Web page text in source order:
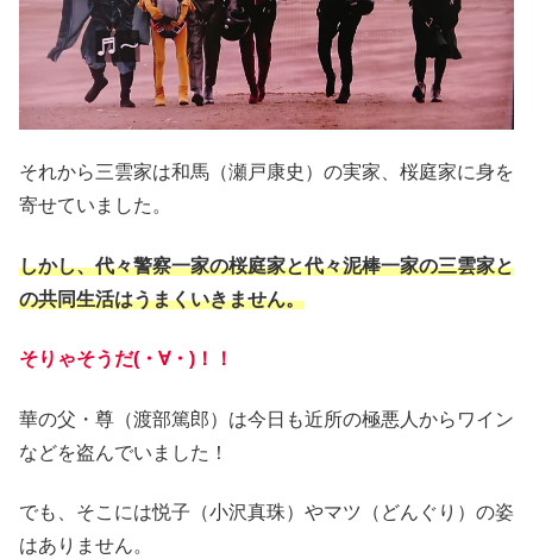
それから三雲家は和馬（瀬戸康史）の実家、桜庭家に身を
寄せていました。
しかし、代々警察一家の桜庭家と代々泥棒一家の三雲家と
の共同生活はうまくいきません。
そりゃそうだ(・∀・)！！
華の父・尊（渡部篤郎）は今日も近所の極悪人からワイン
などを盗んでいました！
でも、そこには悦子（小沢真珠）やマツ（どんぐり）の姿
はありません。